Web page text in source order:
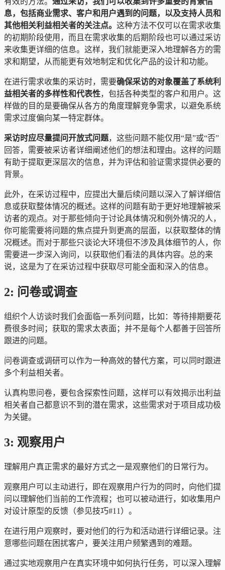
息，包括商业需求、客户和用户遇到的问题，以及支持人员和
其他相关利益相关者的关注点。 这种方法不仅可以在需求收集
的初期阶段使用，而且在需求收集的后期阶段也可以通过采访
来收集更详细的信息。这样，我们就能更深入地理解各方的需
求和期望，从而能更有效地制定和优化产品的设计和功能。
在进行需求收集的采访时，需要确保采访的对象覆盖了系统利
益相关者的多样性和代表性，包括各种类型的客户和用户。这
样做的目的是要确保从各方的角度理解竞争需求，以避免系统
需求过度偏向某一特定群体。
采访时应尽量提问开放式问题，这些问题不能仅用“是”或“否”
回答，需要被采访者详细阐述他们的想法和理由。这样的问题
有助于提取更深层次的信息，并为评估和验证需求提供必要的
背景。
此外，在采访过程中，应提出大量后续问题以深入了解详细信
息或获取整体情况的概述。这样的问题有助于更好地理解被采
访者的观点。对于那些倾向于讨论具体情况和例外情况的人，
你可能需要将问题的焦点提升到更高的层面，以获取整体的情
况概述。而对于那些只谈论大环境但不涉及具体细节的人，你
需要进一步深入询问，以获取他们看法的具体内容。总的来
说，这是为了在采访过程中获取尽可能全面和深入的信息。
2: 问卷或调查
组织个人访谈时我们会面临一系列问题，比如：等待排期要花
费很多时间；获取的需求太表面；并不是每个人都善于回答所
跟进的问题。
问卷调查或调研可以作为一种高效的替代方案，可以同时跟进
多个利益相关者。
认真构思问卷，要包含探索性问题，这样可以有效揭示出利益
相关者自己都意识不到的潜在需求，这些需求对于项目成功极
为关键。
3: 观察用户
理解用户真正需求的最好方式之一是观察他们的日常行为。
观察用户可以主动进行，即在观察用户行为的同时，向他们提
问以理解他们当前的工作流程；也可以被动进行，如收集用户
对设计原型的反馈（参见技巧#11）。
在进行用户观察时，要对他们的行为和活动进行详细记录。注
意哪些问题在困扰客户，要关注用户频繁遇到的难题。
通过实地观察用户在真实环境中如何执行任务，可以深入理解